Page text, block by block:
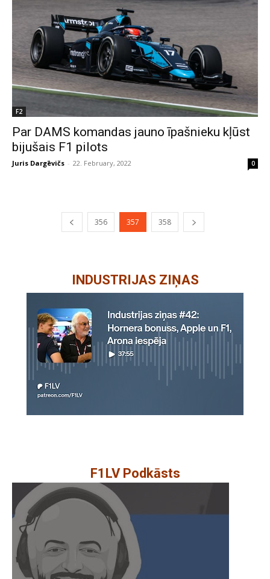
F2
Par DAMS komandas jauno īpašnieku kļūst
bijušais F1 pilots
Juris Dargēvičs - 22. February, 2022 0
356 357 358
INDUSTRIJAS ZIŅAS
F1LV Podkāsts